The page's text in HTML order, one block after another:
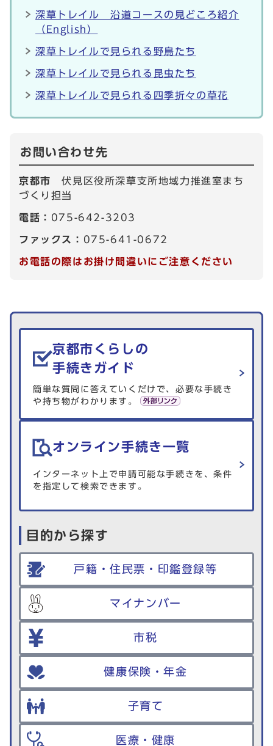
深草トレイル 沿道コースの見どころ紹介
（English）
深草トレイルで見られる野鳥たち
深草トレイルで見られる昆虫たち
深草トレイルで見られる四季折々の草花
お問い合わせ先
京都市伏見区役所深草支所地域力推進室まち
づくり担当
電話： 075-642-3203
ファックス： 075-641-0672
お電話の際はお掛け間違いにご注意ください
生活情報を探す
京都市くらしの
手続きガイド
簡単な質問に答えていくだけで、必要な手続き
や持ち物がわかります。
オンライン手続き一覧
インターネット上で申請可能な手続きを、条件
を指定して検索できます。
目的から探す
戸籍・住民票・印鑑登録等
マイナンバー
市税
健康保険・年金
子育て
医療・健康